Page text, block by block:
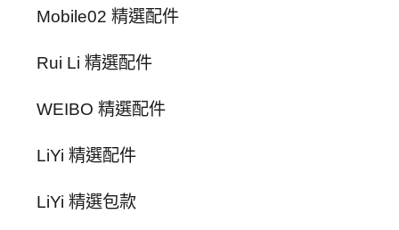
Mobile02 精選配件
Rui Li 精選配件
WEIBO 精選配件
LiYi 精選配件
LiYi 精選包款